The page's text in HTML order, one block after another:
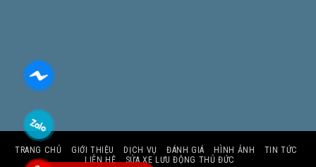
TRANG CHỦ GIỚI THIỆU DỊCH VỤ ĐÁNH GIÁ HÌNH ẢNH
TIN TỨC
LIÊN HỆ
SỬA XE LƯU ĐỘNG THỦ ĐỨC